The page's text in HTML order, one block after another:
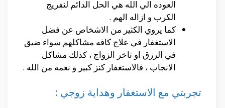
العوده الي الله هي الحل الدائم لنفريج
الكرب و ازاله الهم .
كما يروي الكثير من الاشخاص عن فضل
الاستغفار في علاج كافه مشاكلهم سواء ضيق
في الرزق او تاخر الزواج ، كذلك مشاكل
الانجاب ، فالاستغفار كنز كبير و نعمه من الله .
تجربتي مع الاستغفار وهداية زوجي :